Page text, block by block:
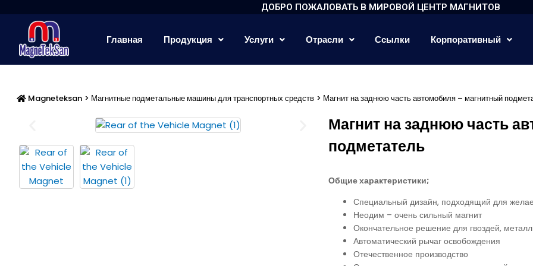
содержимому
ДОБРО ПОЖАЛОВАТЬ В МИРОВОЙ ЦЕНТР МАГНИТОВ
Главная Продукция Услуги Отрасли Ссылки Корпоративный
Magneteksan > Магнитные подметальные машины для транспортных средств > Магнит на заднюю часть автомобиля – магнитный
Магнит на заднюю часть
подметатель
Общие характеристики;
Специальный дизайн, подходящий для
Неодим – очень сильный магнит
Окончательное решение для гвоздей,
Автоматический рычаг освобождения
Отечественное производство